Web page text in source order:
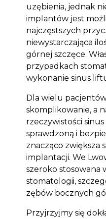
uzębienia, jednak
implantów jest
najczęstszych
niewystarczająca
górnej szczęce.
przypadkach
wykonanie sinus
Dla wielu
skomplikowanie, a
rzeczywistości
sprawdzoną i
znacząco zwiększa
implantacji. We
szeroko stosowana
stomatologii,
zębów bocznych
Przyjrzyjmy się